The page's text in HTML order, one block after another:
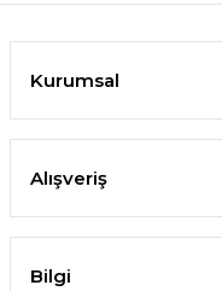
Kurumsal
Alışveriş
Bilgi